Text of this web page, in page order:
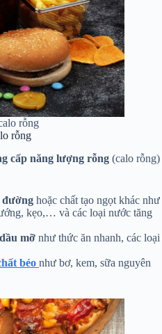
rỗng
rỗng
cấp năng lượng rỗng (calo rỗng)
đường hoặc chất tạo ngọt khác như
kẹo,… và các loại nước tăng
dầu mỡ như thức ăn nhanh, các loại
béo như bơ, kem, sữa nguyên